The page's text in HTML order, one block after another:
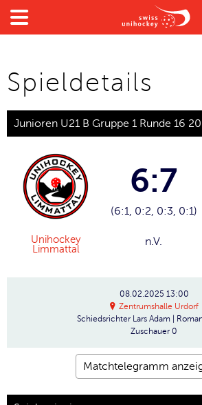

Spieldetails
Junioren U21 B Gruppe 1 Runde 16
Unihockey
Limmattal
6:7
(6:1, 0:2, 0:3, 0:1)
n.V.
08.02.2025 13:00
Zentrumshalle Urdorf
Schiedsrichter Lars Adam |
Zuschauer 0
Matchtelegramm